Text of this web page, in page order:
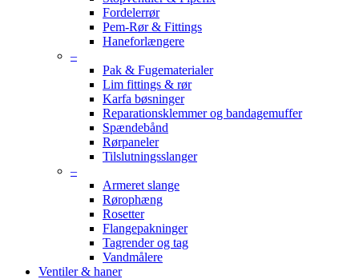
Fordelerrør
Pem-Rør & Fittings
Haneforlængere
–
Pak & Fugematerialer
Lim fittings & rør
Karfa bøsninger
Reparationsklemmer og bandagemuffer
Spændebånd
Rørpaneler
Tilslutningsslanger
–
Armeret slange
Rørophæng
Rosetter
Flangepakninger
Tagrender og tag
Vandmålere
Ventiler & haner